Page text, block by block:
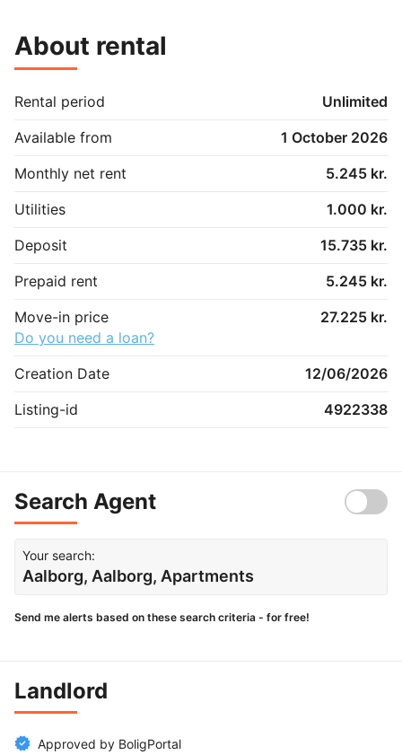
About rental
Rental period
Unlimited
Available from
1 October 2026
Monthly net rent
5.245 kr.
Utilities
1.000 kr.
Deposit
15.735 kr.
Prepaid rent
5.245 kr.
Move-in price
27.225 kr.
Do you need a loan?
Creation Date
12/06/2026
Listing-id
4922338
Search Agent
Your search:
Aalborg, Aalborg, Apartments
Send me alerts based on these search criteria - for free!
Landlord
Approved by BoligPortal